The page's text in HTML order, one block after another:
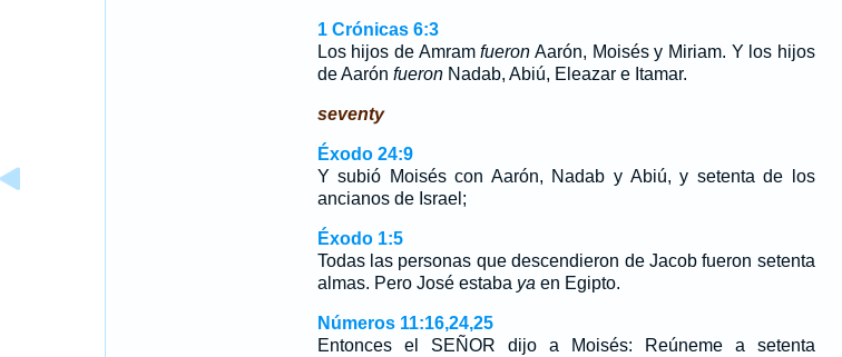
1 Crónicas 6:3
Los hijos de Amramfueron Aarón, Moisés y Miriam. Y los hijos
de Aarón fueronNadab, Abiú, Eleazar e Itamar.
seventy
Éxodo 24:9
Y subió Moisés con Aarón, Nadab y Abiú, y setenta de los
ancianos de Israel;
Éxodo 1:5
Todas las personas que descendieron de Jacob fueron setenta
almas. Pero José estaba ya en Egipto.
Números 11:16,24,25
Entonces el SEÑOR dijo a Moisés: Reúneme a setenta